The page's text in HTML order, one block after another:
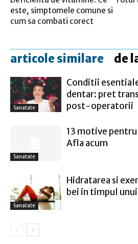
este, simptomele comune si
cum sa combati corect
articole similare de
Sanatate
Conditii
dentar: pret
post-operatorii
Sanatate
13 motive
Afla acum
Sanatate
Hidratarea si
bei in timpul